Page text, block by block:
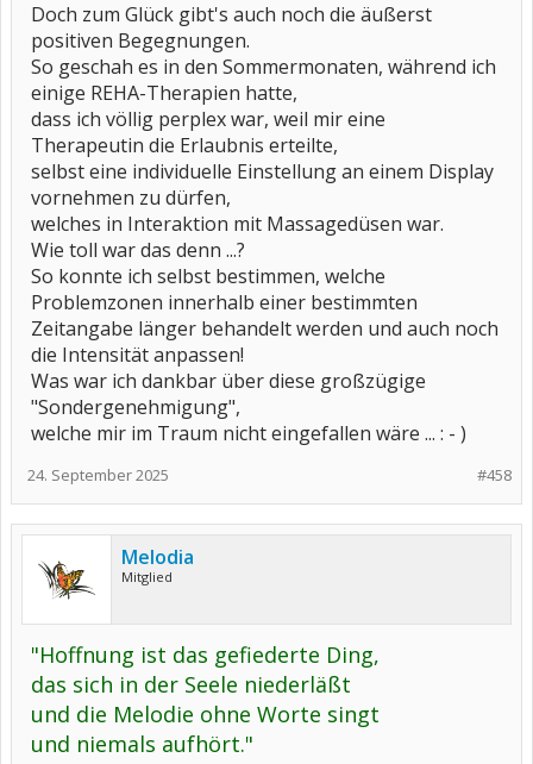
Doch zum Glück gibt's auch noch die äußerst
positiven Begegnungen.
So geschah es in den Sommermonaten, während ich
einige REHA-Therapien hatte,
dass ich völlig perplex war, weil mir eine
Therapeutin die Erlaubnis erteilte,
selbst eine individuelle Einstellung an einem Display
vornehmen zu dürfen,
welches in Interaktion mit Massagedüsen war.
Wie toll war das denn ...?
So konnte ich selbst bestimmen, welche
Problemzonen innerhalb einer bestimmten
Zeitangabe länger behandelt werden und auch noch
die Intensität anpassen!
Was war ich dankbar über diese großzügige
"Sondergenehmigung",
welche mir im Traum nicht eingefallen wäre ... : - )
#458
24. September 2025
Melodia
Mitglied
"Hoffnung ist das gefiederte Ding,
das sich in der Seele niederläßt
und die Melodie ohne Worte singt
und niemals aufhört."